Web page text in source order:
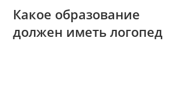
Какое образование
должен иметь логопед